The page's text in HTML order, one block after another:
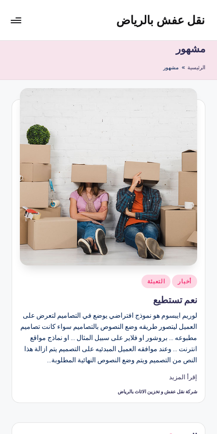
التجاوز
المحتوى
نقل عفش بالرياض
نقل
عفش
وتخزين
بالرياض
ريال
مشهور
الرئيسية » مشهور
نُشر
في
أخبار التعبئة
نعم تستطيع
لوريم ايبسوم هو نموذج افتراضي يوضع في التصاميم لتعرض على
العميل ليتصور طريقه وضع النصوص بالتصاميم سواء كانت تصاميم
مطبوعه ... بروشور او فلاير على سبيل المثال ... او نماذج مواقع
انترنت ... وعند موافقه العميل المبدئيه على التصميم يتم ازالة هذا
النص من التصميم ويتم وضع النصوص النهائية المطلوبة…
إقرأ المزيد
تمّ
شركة نقل عفش و تخزين الاثاث بالرياض